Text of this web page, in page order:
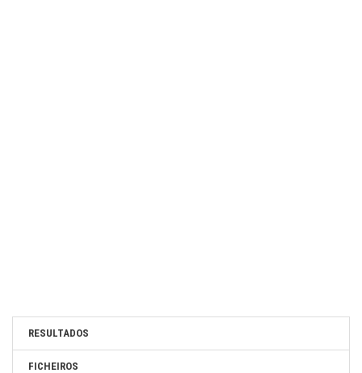
RESULTADOS
FICHEIROS